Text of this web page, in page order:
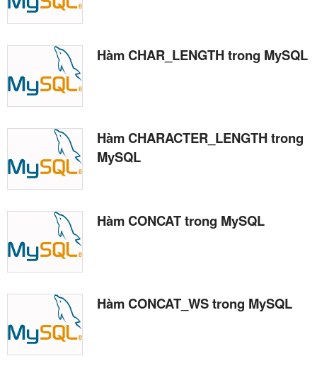
Hàm CHAR_LENGTH trong MySQL
Hàm CHARACTER_LENGTH trong
MySQL
Hàm CONCAT trong MySQL
Hàm CONCAT_WS trong MySQL